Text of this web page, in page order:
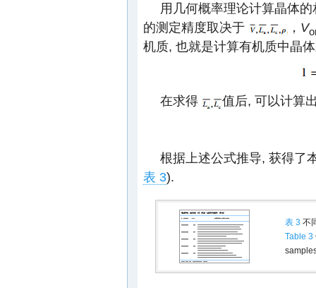
用几何概率理论计算晶体
的测定精度取决于
， V
机质, 也就是计算有机质中晶
在求得 值后, 可以计算
根据上述公式推导, 获得了
表 3).
表 3 不
Table 3